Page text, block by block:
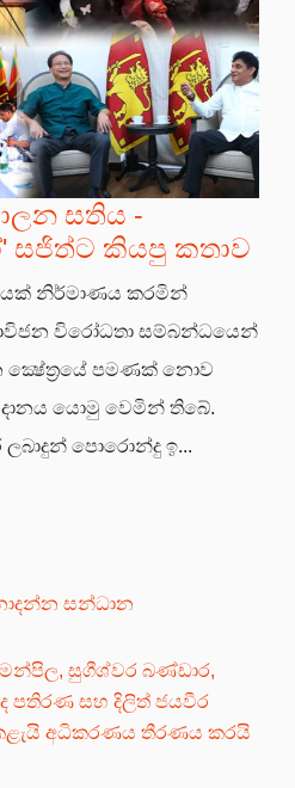
සතිය -
සජිත්ට කියපු කතාව
නිර්මාණය කරමින්
විරෝධතා සම්බන්ධයෙන්
ක්‍ෂේත්‍රයේ පමණක් නොව
යොමු වෙමින් තිබේ.
ලබාදුන් පොරොන්දු ඉ...
සන්ධාන
සුගීශ්වර බණ්ඩාර,
පතිරණ සහ දිලිත් ජයවීර
අධිකරණය තීරණය කරයි